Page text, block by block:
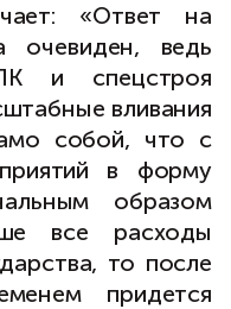
«Ответ на
очевиден, ведь
и спецстроя
вливания
собой, что с
в форму
образом
все расходы
то после
придется